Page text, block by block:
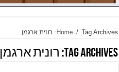
Home / Tag Archives: רונית ארגמן
Tag Archives: רונית ארגמן